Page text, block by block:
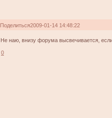
Поделиться2009-01-14 14:48:22
Не наю, внизу форума высвечивается,
0